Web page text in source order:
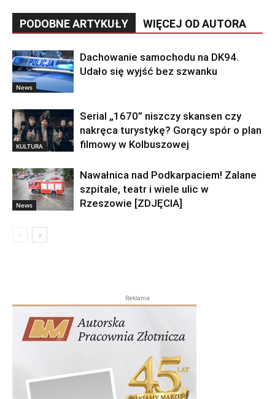
PODOBNE ARTYKUŁY WIĘCEJ OD AUTORA
News
Dachowanie samochodu na DK94.
Udało się wyjść bez szwanku
KULTURA
Serial „1670” niszczy skansen czy
nakręca turystykę? Gorący spór o plan
filmowy w Kolbuszowej
News
Nawałnica nad Podkarpaciem! Zalane
szpitale, teatr i wiele ulic w
Rzeszowie [ZDJĘCIA]
Reklama